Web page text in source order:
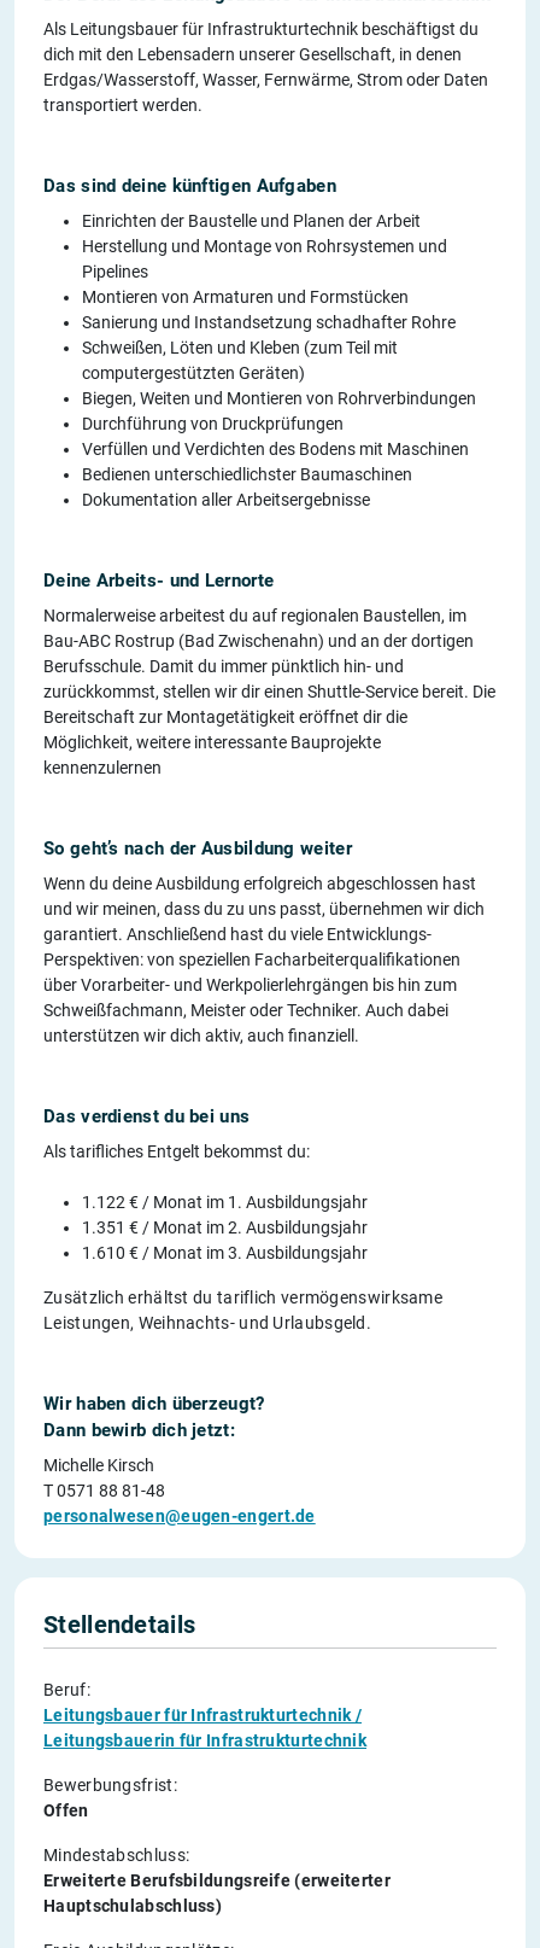
Als Leitungsbauer für Infrastrukturtechnik beschäftigst du
dich mit den Lebensadern unserer Gesellschaft, in denen
Erdgas/Wasserstoff, Wasser, Fernwärme, Strom oder Daten
transportiert werden.
Das sind deine künftigen Aufgaben
Einrichten der Baustelle und Planen der Arbeit
Herstellung und Montage von Rohrsystemen und
Pipelines
Montieren von Armaturen und Formstücken
Sanierung und Instandsetzung schadhafter Rohre
Schweißen, Löten und Kleben (zum Teil mit
computergestützten Geräten)
Biegen, Weiten und Montieren von Rohrverbindungen
Durchführung von Druckprüfungen
Verfüllen und Verdichten des Bodens mit Maschinen
Bedienen unterschiedlichster Baumaschinen
Dokumentation aller Arbeitsergebnisse
Deine Arbeits- und Lernorte
Normalerweise arbeitest du auf regionalen Baustellen, im
Bau-ABC Rostrup (Bad Zwischenahn) und an der dortigen
Berufsschule. Damit du immer pünktlich hin- und
zurückkommst, stellen wir dir einen Shuttle-Service bereit. Die
Bereitschaft zur Montagetätigkeit eröffnet dir die
Möglichkeit, weitere interessante Bauprojekte
kennenzulernen
So geht’s nach der Ausbildung weiter
Wenn du deine Ausbildung erfolgreich abgeschlossen hast
und wir meinen, dass du zu uns passt, übernehmen wir dich
garantiert. Anschließend hast du viele Entwicklungs-
Perspektiven: von speziellen Facharbeiterqualifikationen
über Vorarbeiter- und Werkpolierlehrgängen bis hin zum
Schweißfachmann, Meister oder Techniker. Auch dabei
unterstützen wir dich aktiv, auch finanziell.
Das verdienst du bei uns
Als tarifliches Entgelt bekommst du:
1.122 € / Monat im 1. Ausbildungsjahr
1.351 € / Monat im 2. Ausbildungsjahr
1.610 € / Monat im 3. Ausbildungsjahr
Zusätzlich erhältst du tariflich vermögenswirksame
Leistungen, Weihnachts- und Urlaubsgeld.
Wir haben dich überzeugt?
Dann bewirb dich jetzt:
Michelle Kirsch
T 0571 88 81-48
personalwesen@eugen-engert.de
Stellendetails
Beruf:
Leitungsbauer für Infrastrukturtechnik /
Leitungsbauerin für Infrastrukturtechnik
Bewerbungsfrist:
Offen
Mindestabschluss:
Erweiterte Berufsbildungsreife (erweiterter
Hauptschulabschluss)